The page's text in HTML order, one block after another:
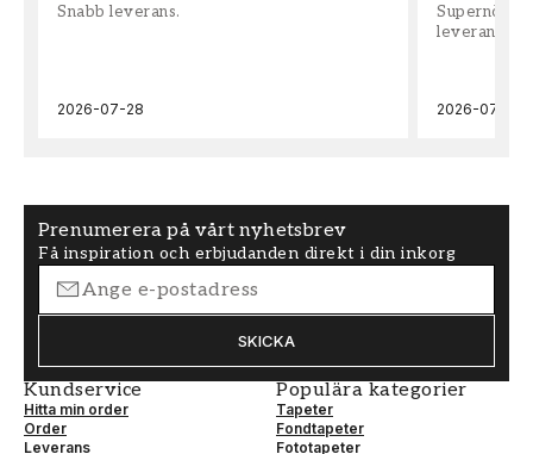
Snabb leverans.
2026-07-28
leveran,
2026-07-22
Prenumerera på vårt nyhetsbrev
Få inspiration och erbjudanden direkt i din inkorg
SKICKA
Kundservice
Hitta min order
Order
Leverans
Populära kategorier
Tapeter
Fondtapeter
Fototapeter